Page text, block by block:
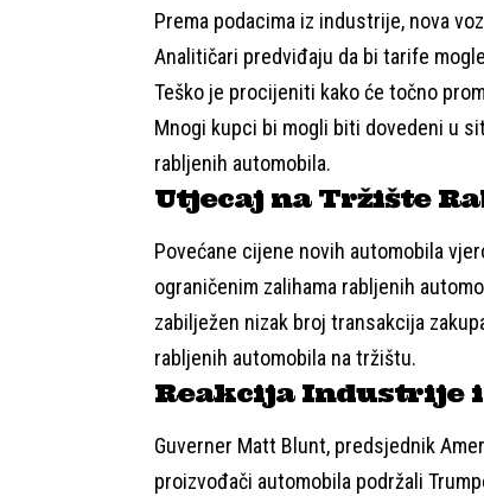
Prema podacima iz industrije, nova
Analitičari predviđaju da bi tarife
Teško je procijeniti kako će točno
Mnogi kupci bi mogli biti dovedeni u
rabljenih automobila.
Utjecaj na Tržište
Povećane cijene novih automobila
ograničenim zalihama rabljenih
zabilježen nizak broj transakcija
rabljenih automobila na tržištu.
Reakcija Industrije i
Guverner Matt Blunt, predsjednik
proizvođači automobila podržali